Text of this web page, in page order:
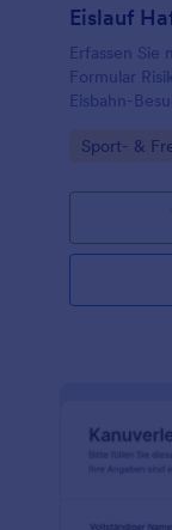
Eislauf
Erfassen Sie
Formular
Eisbahn-
Jotform.
Go to
Sport- &